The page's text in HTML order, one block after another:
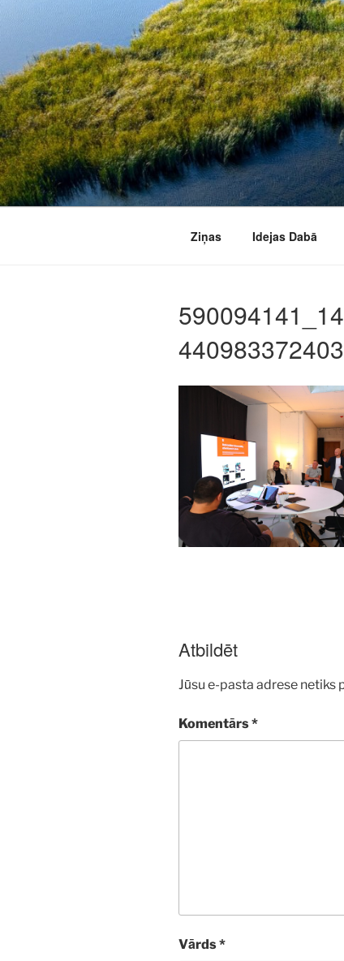
Doties
Ziņas Idejas Dabā
Atbildēt
Jūsu e-pasta adrese netiks
Komentārs*
Vārds*